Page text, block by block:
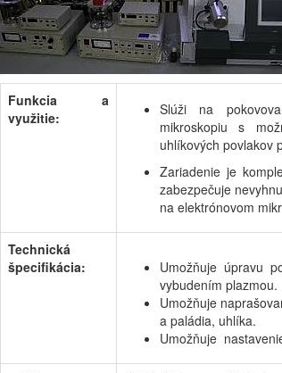
Funkcia a
využitie:
Slúži na
mikroskopiu s
uhlíkových povlakov
Zariadenie je
zabezpečuje
na elektrónovom
Technická
špecifikácia:
Umožňuje úpravu
vybudením plazmou.
Umožňuje
a paládia, uhlíka.
Umožňuje